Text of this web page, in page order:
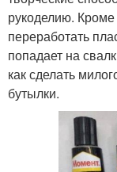
рукоделию. Кроме
переработать
попадает на
как сделать
бутылки.